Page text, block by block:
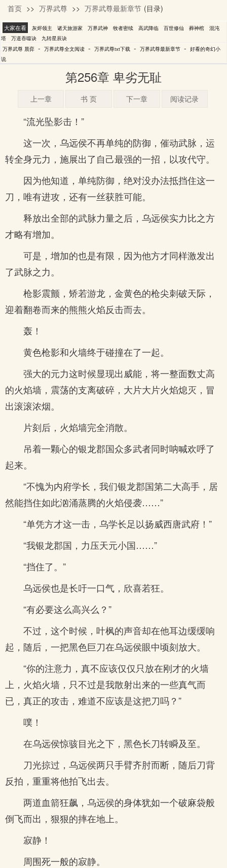
晨弈
首页 >> 万界武尊 >> 万界武尊最新章节 (目录)
大家在看 灰烬领主 诸天旅游家 万界武神 牧者密续 高武降临 百世修仙 葬神棺
混沌
塔
万道吞噬诀
九转星辰诀
万界武尊 晨弈 - 万界武尊全文阅读 - 万界武尊txt下载 - 万界武尊最新章节 - 好看的奇幻小
说
第256章 卑劣无耻
上一章 书 页 下一章 阅读记录
“流光坠影击！”
这一次，乌远侯不再单纯的防御，催动武脉，运
转全身元力，施展出了自己最强的一招，以攻代守。
因为他知道，单纯防御，绝对没办法抵挡住这一
刀，唯有进攻，还有一丝获胜可能。
释放出全部的武脉力量之后，乌远侯实力比之方
才略有增加。
可是，增加的也是有限，因为他方才同样激发出
了武脉之力。
枪影震颤，矫若游龙，金黄色的枪尖刺破天际，
迎着翻卷而来的熊熊火焰反击而去。
轰！
黄色枪影和火墙终于碰撞在了一起。
强大的元力这时候显现出威能，将一整面数丈高
的火焰墙，震荡的支离破碎，大片大片火焰熄灭，冒
出滚滚浓烟。
片刻后，火焰墙完全消散。
吊着一颗心的银龙郡国众多武者同时呐喊欢呼了
起来。
“不愧为内府学长，我们银龙郡国第二大高手，居
然能挡住如此汹涌蒸腾的火焰侵袭……”
“单凭方才这一击，乌学长足以扬威西唐武府！”
“我银龙郡国，力压天元小国……”
“挡住了。”
乌远侯也是长吁一口气，欣喜若狂。
“有必要这么高兴么？”
不过，这个时候，叶枫的声音却在他耳边缓缓响
起，随后，一把黑色巨刀在乌远侯眼中顷刻放大。
“你的注意力，真不应该仅仅只放在刚才的火墙
上，火焰火墙，只不过是我散射出来的一些真气而
已，真正的攻击，难道不应该是这把刀吗？”
噗！
在乌远侯惊骇目光之下，黑色长刀转瞬及至。
刀光掠过，乌远侯两只手臂齐肘而断，随后刀背
反拍，重重将他拍飞出去。
两道血箭狂飙，乌远侯的身体犹如一个破麻袋般
倒飞而出，狠狠的摔在地上。
寂静！
周围死一般的寂静。